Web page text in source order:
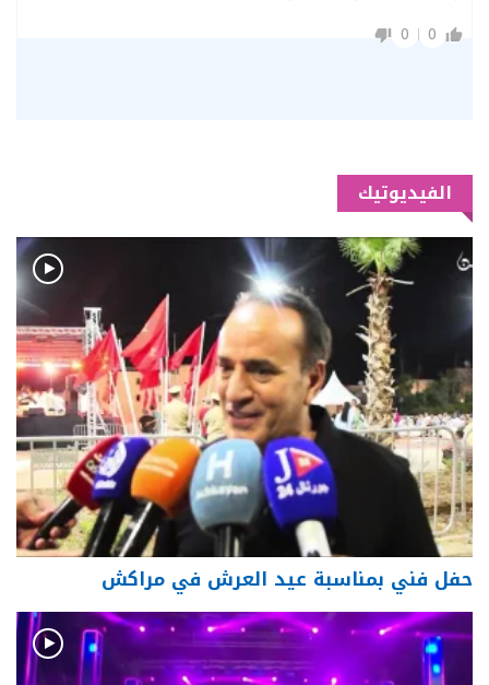
0
0
الفيديوتيك
حفل فني بمناسبة عيد العرش في مراكش